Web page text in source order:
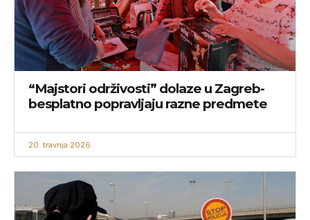
“Majstori održivosti” dolaze u Zagreb-
besplatno popravljaju razne predmete
20. travnja 2026.